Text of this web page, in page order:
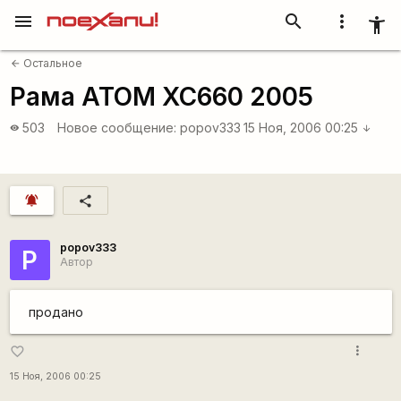
more_vert accessibility_new
search
menu
arrow_back Остальное
Рама АТОМ XC660 2005
visibility 503 Новое сообщение: popov333 15 Ноя, 2006 00:25 arrow_downward
notifications_active share
P
popov333
Автор
продано
favorite_border
15 Ноя, 2006 00:25
more_vert